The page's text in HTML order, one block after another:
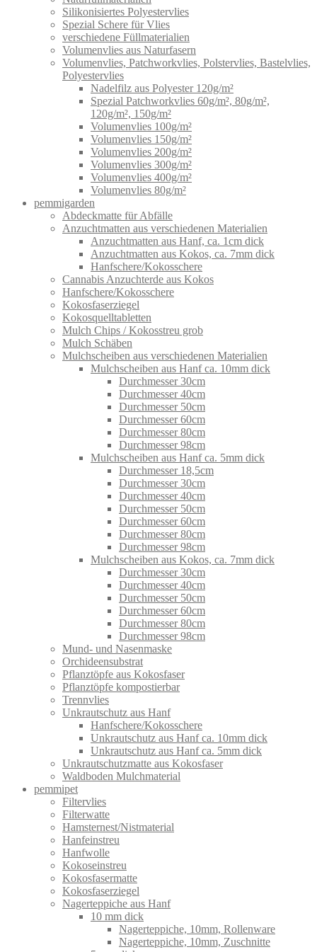
Silikonisiertes Polyestervlies
Spezial Schere für Vlies
verschiedene Füllmaterialien
Volumenvlies aus Naturfasern
Volumenvlies, Patchworkvlies, Polstervlies, Bastelvlies,
Polyestervlies
Nadelfilz aus Polyester 120g/m²
Spezial Patchworkvlies 60g/m², 80g/m²,
120g/m², 150g/m²
Volumenvlies 100g/m²
Volumenvlies 150g/m²
Volumenvlies 200g/m²
Volumenvlies 300g/m²
Volumenvlies 400g/m²
Volumenvlies 80g/m²
pemmigarden
Abdeckmatte für Abfälle
Anzuchtmatten aus verschiedenen Materialien
Anzuchtmatten aus Hanf, ca. 1cm dick
Anzuchtmatten aus Kokos, ca. 7mm dick
Hanfschere/Kokosschere
Cannabis Anzuchterde aus Kokos
Hanfschere/Kokosschere
Kokosfaserziegel
Kokosquelltabletten
Mulch Chips / Kokosstreu grob
Mulch Schäben
Mulchscheiben aus verschiedenen Materialien
Mulchscheiben aus Hanf ca. 10mm dick
Durchmesser 30cm
Durchmesser 40cm
Durchmesser 50cm
Durchmesser 60cm
Durchmesser 80cm
Durchmesser 98cm
Mulchscheiben aus Hanf ca. 5mm dick
Durchmesser 18,5cm
Durchmesser 30cm
Durchmesser 40cm
Durchmesser 50cm
Durchmesser 60cm
Durchmesser 80cm
Durchmesser 98cm
Mulchscheiben aus Kokos, ca. 7mm dick
Durchmesser 30cm
Durchmesser 40cm
Durchmesser 50cm
Durchmesser 60cm
Durchmesser 80cm
Durchmesser 98cm
Mund- und Nasenmaske
Orchideensubstrat
Pflanztöpfe aus Kokosfaser
Pflanztöpfe kompostierbar
Trennvlies
Unkrautschutz aus Hanf
Hanfschere/Kokosschere
Unkrautschutz aus Hanf ca. 10mm dick
Unkrautschutz aus Hanf ca. 5mm dick
Unkrautschutzmatte aus Kokosfaser
Waldboden Mulchmaterial
pemmipet
Filtervlies
Filterwatte
Hamsternest/Nistmaterial
Hanfeinstreu
Hanfwolle
Kokoseinstreu
Kokosfasermatte
Kokosfaserziegel
Nagerteppiche aus Hanf
10 mm dick
Nagerteppiche, 10mm, Rollenware
Nagerteppiche, 10mm, Zuschnitte